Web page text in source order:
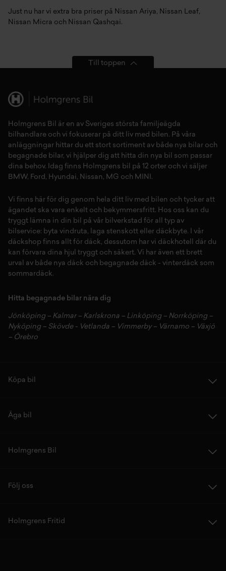
Just nu har vi extra bra priser på Nissan Ariya, Nissan Leaf,
Nissan Micra och Nissan Qashqai.
Till toppen
Holmgrens Bil är en av Sveriges största familjeägda
bilhandlare och vi fokuserar på ditt liv med bilen. På våra
anläggningar hittar du ett stort sortiment av både nya bilar och
begagnade bilar, vi hjälper dig att hitta din nya bil som passar
dina behov. Idag finns Holmgrens bil på 12 orter och vi säljer
BMW, Ford, Hyundai, Nissan , MG och MINI.
Vi finns här för dig genom hela ditt liv med bilen och tycker att
ägandet ska vara enkelt och bekymmersfritt. Hos oss kan du
tryggt lämna in din bil på vår bilverkstad för all typ av
bilservice: byta vindruta, laga stenskott eller däckbyte. I vår
däckshop finns allt för däck, dessutom har vi däckhotell där du
kan förvara dina hjul tryggt och säkert. Vi har även ett brett
urval av både nya däck och begagnade däck - vinterdäck som
sommardäck.
Hitta begagnade bilar nära dig
Jönköping– Kalmar – Karlskrona – Linköping– Norrköping–
Nyköping– Skövde- Vetlanda – Vimmerby– Värnamo – Växjö
– Örebro
Köpa bil
Äga bil
Holmgrens Bil
Följ oss
Holmgrens Fritid